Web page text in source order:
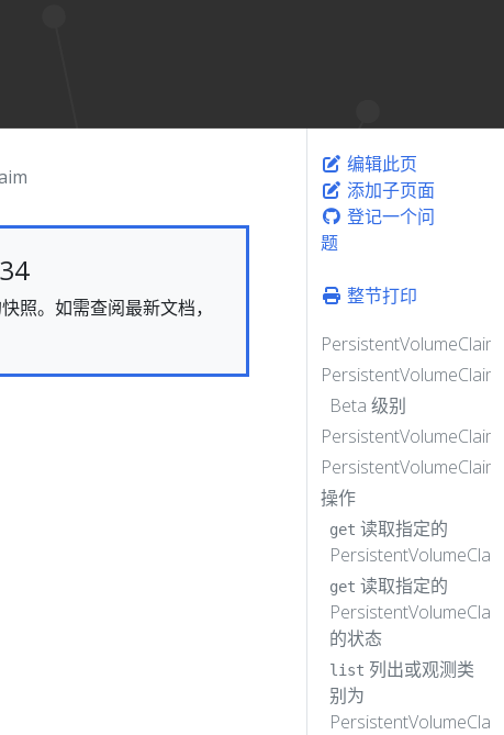
照。如需查阅最新文档，
编辑此页
添加子页面
登记一个问
题
整节打印
PersistentVolumeClaim
Beta 级别
操作
get 读取指定的
get 读取指定的
的状态
list 列出或观测类
别为